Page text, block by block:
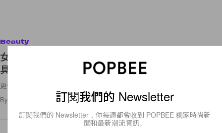
Beauty
女生們都在等著搶的 Aesop 年末禮盒，背後藏著別
具意義的溫暖故事！
更優惠價格入手 Aesop 人氣品項的好機會！
By 2021年11月11日
訂閱我們的 Newsletter
訂閱我們的 Newsletter，你每週都會收到 POPBEE 獨家時尚新
聞和最新潮流資訊。